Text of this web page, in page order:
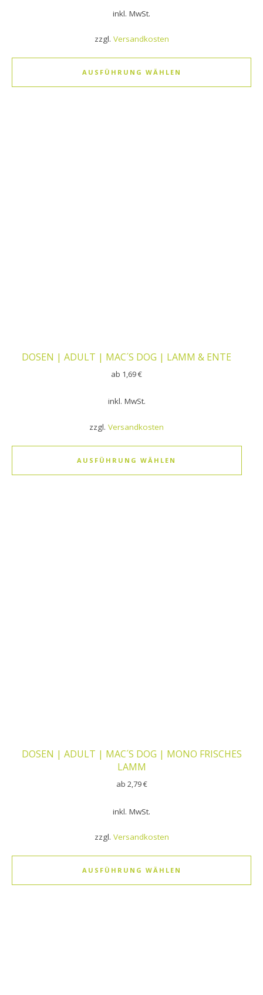
inkl. MwSt.
zzgl. Versandkosten
AUSFÜHRUNG WÄHLEN
DOSEN | ADULT | MAC´S DOG | LAMM & ENTE
ab 1,69€
inkl. MwSt.
zzgl.Versandkosten
AUSFÜHRUNG WÄHLEN
DOSEN | ADULT | MAC´S DOG | MONO FRISCHES
LAMM
ab 2,79€
inkl. MwSt.
zzgl. Versandkosten
AUSFÜHRUNG WÄHLEN